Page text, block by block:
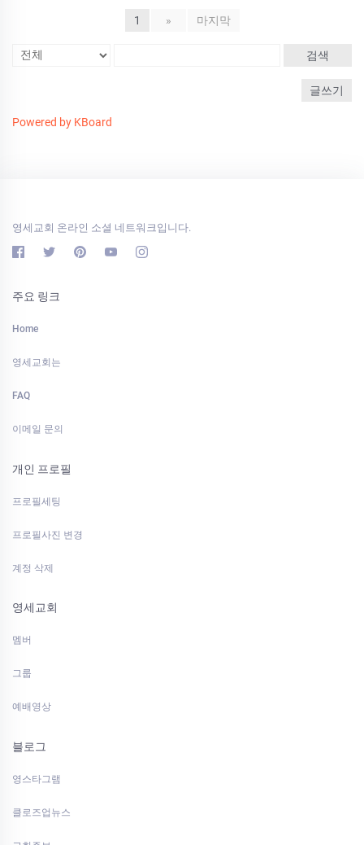
1 » 마지막
검색
글쓰기
Powered by KBoard
영세교회 온라인 소셜 네트워크입니다.
주요 링크
Home
영세교회는
FAQ
이메일 문의
개인 프로필
프로필세팅
프로필사진 변경
계정 삭제
영세교회
멤버
그룹
예배영상
블로그
영스타그램
클로즈업뉴스